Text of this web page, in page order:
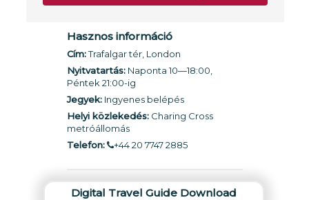
Hasznos információ
Cím:Trafalgar tér, London
Nyitvatartás:Naponta 10—18:00,
Péntek 21:00-ig
Jegyek:Ingyenes belépés
Helyi közlekedés:Charing Cross
metróállomás
Telefon:
+44 20 7747 2885
Digital Travel Guide Download